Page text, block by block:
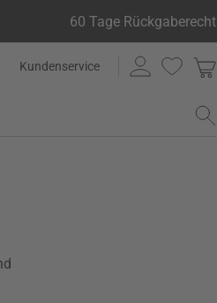
60 Tage Rückgaberecht
Kundenservice